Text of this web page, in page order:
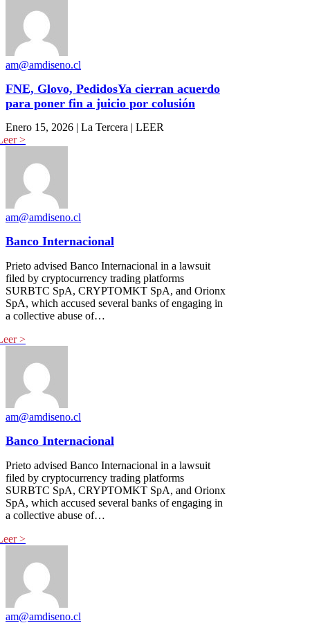
am@amdiseno.cl
FNE, Glovo, PedidosYa cierran acuerdo
para poner fin a juicio por colusión
Enero 15, 2026 | La Tercera | LEER
am@amdiseno.cl
Banco Internacional
Prieto advised Banco Internacional in a lawsuit
filed by cryptocurrency trading platforms
SURBTC SpA, CRYPTOMKT SpA, and Orionx
SpA, which accused several banks of engaging in
a collective abuse of…
am@amdiseno.cl
Banco Internacional
Prieto advised Banco Internacional in a lawsuit
filed by cryptocurrency trading platforms
SURBTC SpA, CRYPTOMKT SpA, and Orionx
SpA, which accused several banks of engaging in
a collective abuse of…
am@amdiseno.cl